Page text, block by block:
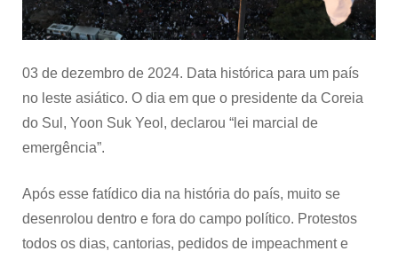
sul-
03 de dezembro de 2024. Data histórica para um país
no leste asiático. O dia em que o presidente da Coreia
do Sul, Yoon Suk Yeol, declarou “lei marcial de
emergência”.
Após esse fatídico dia na história do país, muito se
desenrolou dentro e fora do campo político. Protestos
todos os dias, cantorias, pedidos de impeachment e